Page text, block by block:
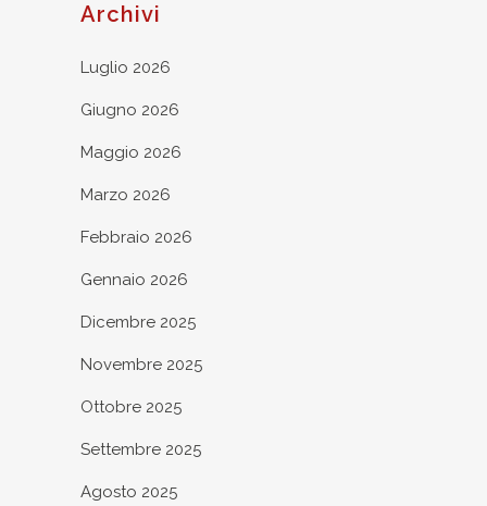
Archivi
Luglio 2026
Giugno 2026
Maggio 2026
Marzo 2026
Febbraio 2026
Gennaio 2026
Dicembre 2025
Novembre 2025
Ottobre 2025
Settembre 2025
Agosto 2025